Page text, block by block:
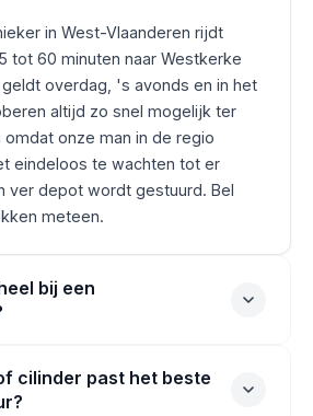
in West-Vlaanderen rijdt
tot 60 minuten naar Westkerke
overdag, 's avonds en in het
altijd zo snel mogelijk ter
onze man in de regio
eindeloos te wachten tot er
ver depot wordt gestuurd. Bel
meteen.
bij een
cilinder past het beste